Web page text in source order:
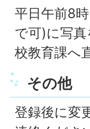
平日午前8
で可)に写
校教育課へ
その他
登録後に変